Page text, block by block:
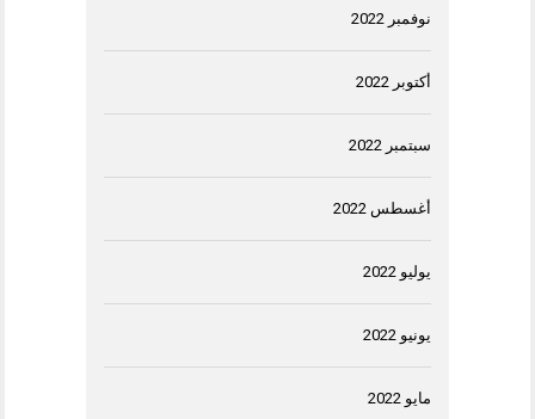
نوفمبر 2022
أكتوبر 2022
سبتمبر 2022
أغسطس 2022
يوليو 2022
يونيو 2022
مايو 2022